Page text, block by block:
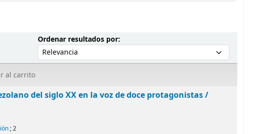
Ordenar resultados por:Ordenar por:
al carrito
del siglo XX en la voz de doce protagonistas /
; 2